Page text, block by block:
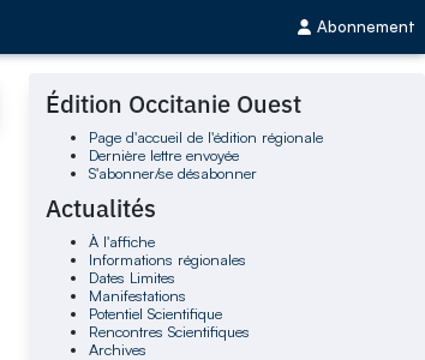
Abonnement
Édition Occitanie Ouest
Page d'accueil de l'édition régionale
Dernière lettre envoyée
S'abonner/se désabonner
Actualités
À l'affiche
Informations régionales
Dates Limites
Manifestations
Potentiel Scientifique
Rencontres Scientifiques
Archives